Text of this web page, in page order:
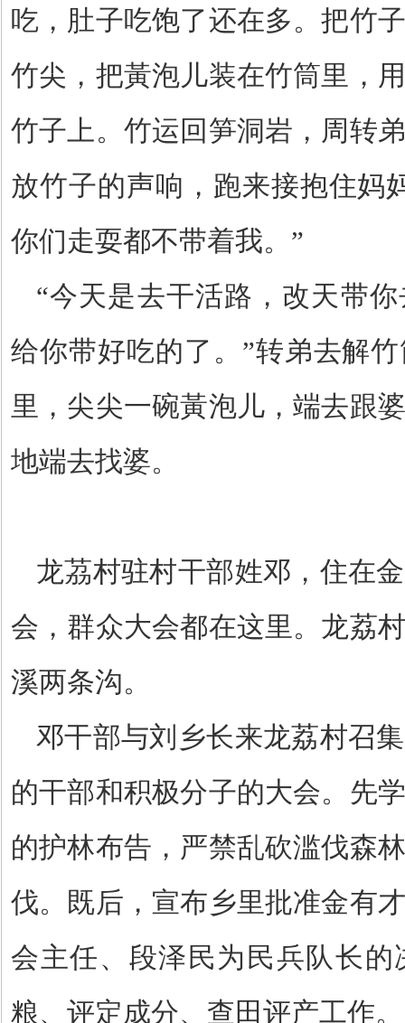
吃，肚子吃饱了还在多。把竹
竹尖，把黃泡儿装在竹筒里，
竹子上。竹运回笋洞岩，周转
放竹子的声响，跑来接抱住妈
你们走耍都不带着我。 ”
“今天是去干活路，改天带
给你带好吃的了。 ”转弟去解
里，尖尖一碗黃泡儿，端去跟
地端去找婆。
龙茘村驻村干部姓邓，住在
会，群众大会都在这里。龙荔
溪两条沟。
邓干部与刘乡长来龙荔村召
的干部和积极分子的大会。先
的护林布告，严禁乱砍滥伐森
伐。既后，宣布乡里批准金有
会主任、段泽民为民兵队长
粮、评定成分、查田评产工作。